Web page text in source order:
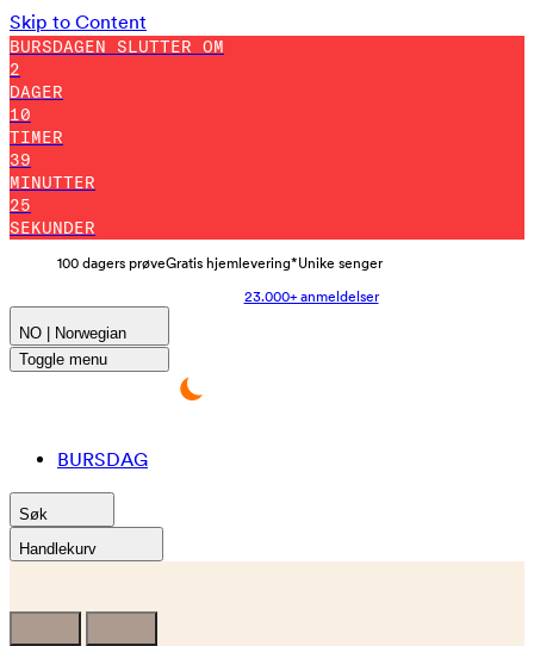
Skip to Content
BURSDAGEN SLUTTER OM
2
DAGER
10
TIMER
39
MINUTTER
22
SEKUNDER
100 dagers prøveGratis hjemlevering*Unike senger
23.000+ anmeldelser
NO | Norwegian
Toggle menu
BURSDAG
Søk
Handlekurv